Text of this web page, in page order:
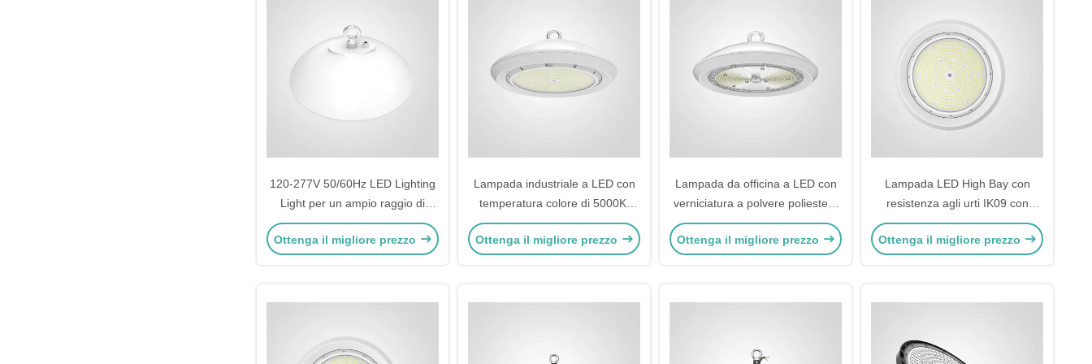
120-277V 50/60Hz LED Lighting
Light per un ampio raggio di
funzionamento in condizioni di
alta umidità
Ottenga il migliore prezzo
Lampada industriale a LED con
temperatura colore di 5000K,
efficienza luminosa di 190 lm/W e
opzione di protezione contro le
Ottenga il migliore prezzo
Lampada da officina a LED con
verniciatura a polvere poliestere
elettrostatica per postazioni di
lavoro industriali e fabbriche
Ottenga il migliore prezzo
Lampada LED High Bay con
resistenza agli urti IK09 con
opzioni di protezione contro le
sovratensioni linea-linea da 6KV
Ottenga il migliore prezzo